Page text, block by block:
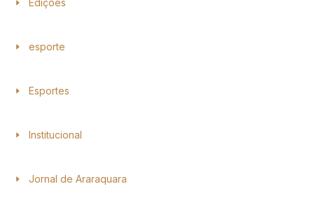
Edições
esporte
Esportes
Institucional
Jornal de Araraquara